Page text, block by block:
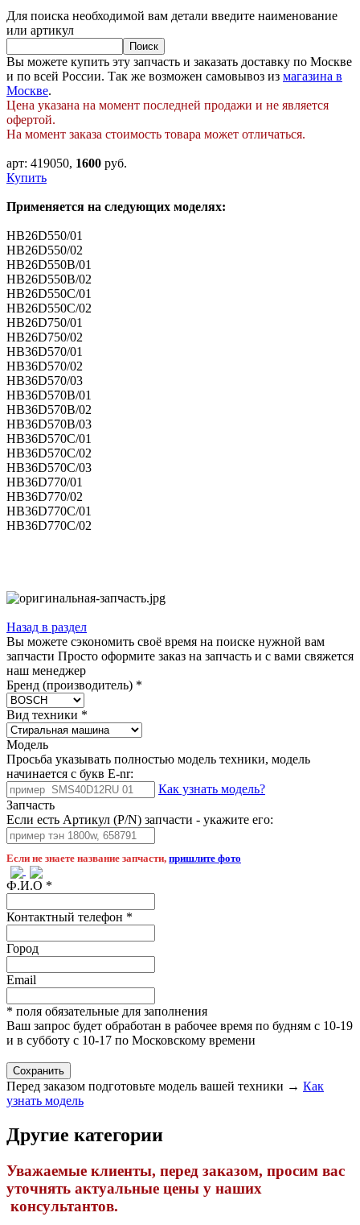
Для поиска необходимой вам детали введите наименование
или артикул
Вы можете купить эту запчасть и заказать доставку по Москве
и по всей России. Так же возможен самовывоз из магазина в
Москве.
Цена указана на момент последней продажи и не является
офертой.
На момент заказа стоимость товара может отличаться.
арт: 419050, 1600 руб.
Купить
Применяется на следующих моделях:
HB26D550/01
HB26D550/02
HB26D550B/01
HB26D550B/02
HB26D550C/01
HB26D550C/02
HB26D750/01
HB26D750/02
HB36D570/01
HB36D570/02
HB36D570/03
HB36D570B/01
HB36D570B/02
HB36D570B/03
HB36D570C/01
HB36D570C/02
HB36D570C/03
HB36D770/01
HB36D770/02
HB36D770C/01
HB36D770C/02
Назад в раздел
Вы можете сэкономить своё время на поиске нужной вам
запчасти Просто оформите заказ на запчасть и с вами свяжется
наш менеджер
Бренд (производитель) *
Вид техники *
Модель
Просьба указывать полностью модель техники, модель
начинается с букв E-nr:
Как узнать модель?
Запчасть
Если есть Артикул (P/N) запчасти - укажите его:
Если не знаете название запчасти, пришлите фото
Ф.И.О *
Контактный телефон *
Город
Email
* поля обязательные для заполнения
Ваш запрос будет обработан в рабочее время по будням с 10-19
и в субботу с 10-17 по Московскому времени
Перед заказом подготовьте модель вашей техники → Как
узнать модель
Другие категории
Уважаемые клиенты, перед заказом, просим вас
уточнять актуальные цены у наших
консультантов.